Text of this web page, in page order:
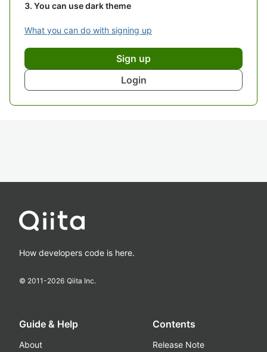
You can use dark theme
What you can do with signing up
Sign up
Login
How developers code is here.
© 2011-2026 Qiita Inc.
Guide & Help
About
Contents
Release Note